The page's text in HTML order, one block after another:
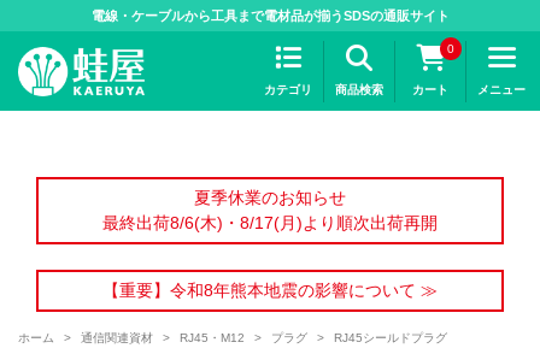
電線・ケーブルから工具まで電材品が揃うSDSの通販サイト
カテゴリ 商品検索
0
カート メニュー
夏季休業のお知らせ
最終出荷8/6(木)・8/17(月)より順次出荷再開
【重要】令和8年熊本地震の影響について ≫
ホーム > 通信関連資材 > RJ45・M12 > プラグ > RJ45シールドプラグ